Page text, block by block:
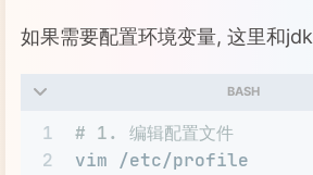
如果需要配置环境变量, 这里和
BASH
1
2
# 1. 编辑配置文件
vim /etc/profile